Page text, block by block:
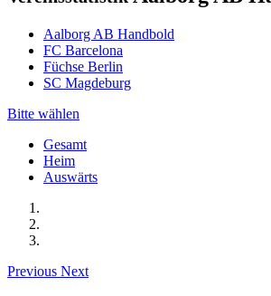
Aalborg AB Handbold
FC Barcelona
Füchse Berlin
SC Magdeburg
Bitte wählen
Gesamt
Heim
Auswärts
Previous Next